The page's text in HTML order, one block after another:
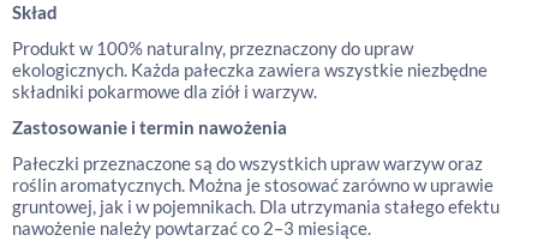
Skład
Produkt w 100% naturalny, przeznaczony do upraw
ekologicznych. Każda pałeczka zawiera wszystkie niezbędne
składniki pokarmowe dla ziół i warzyw.
Zastosowanie i termin nawożenia
Pałeczki przeznaczone są do wszystkich upraw warzyw oraz
roślin aromatycznych. Można je stosować zarówno w uprawie
gruntowej, jak i w pojemnikach. Dla utrzymania stałego efektu
nawożenie należy powtarzać co 2–3 miesiące.